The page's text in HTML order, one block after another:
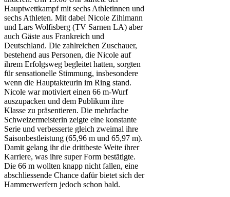
Hauptwettkampf mit sechs Athletinnen und
sechs Athleten. Mit dabei Nicole Zihlmann
und Lars Wolfisberg (TV Sarnen LA) aber
auch Gäste aus Frankreich und
Deutschland. Die zahlreichen Zuschauer,
bestehend aus Personen, die Nicole auf
ihrem Erfolgsweg begleitet hatten, sorgten
für sensationelle Stimmung, insbesondere
wenn die Hauptakteurin im Ring stand.
Nicole war motiviert einen 66 m-Wurf
auszupacken und dem Publikum ihre
Klasse zu präsentieren. Die mehrfache
Schweizermeisterin zeigte eine konstante
Serie und verbesserte gleich zweimal ihre
Saisonbestleistung (65,96 m und 65,97 m).
Damit gelang ihr die drittbeste Weite ihrer
Karriere, was ihre super Form bestätigte.
Die 66 m wollten knapp nicht fallen, eine
abschliessende Chance dafür bietet sich der
Hammerwerfern jedoch schon bald.